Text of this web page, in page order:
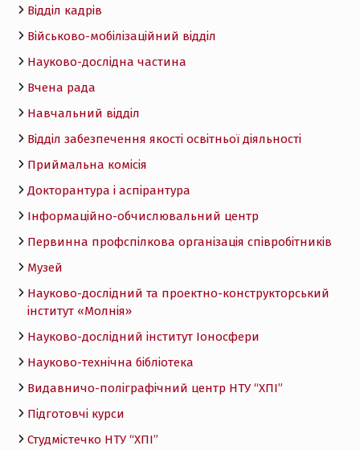
Відділ кадрів
Військово-мобілізаційний відділ
Науково-дослідна частина
Вчена рада
Навчальний відділ
Відділ забезпечення якості освітньої діяльності
Приймальна комісія
Докторантура і аспірантура
Інформаційно-обчислювальний центр
Первинна профспілкова організація співробітників
Музей
Науково-дослідний та проектно-конструкторський
інститут «Молнія»
Науково-дослідний інститут Іоносфери
Науково-технічна бібліотека
Видавничо-поліграфічний центр НТУ “ХПІ”
Підготовчі курси
Студмістечко НТУ “ХПІ”